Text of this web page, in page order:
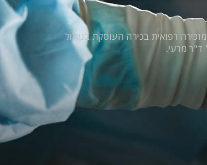
רפואית בכירה העוסקת בניהול